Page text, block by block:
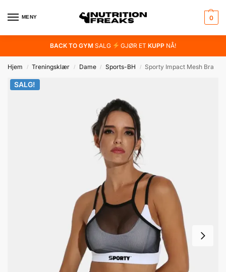
MENY 0
BACK TO GYMSALG GJØR ET KUPP NÅ!
Hjem / Treningsklær / Dame / Sports-BH / Sporty Impact Mesh Bra
SALG!